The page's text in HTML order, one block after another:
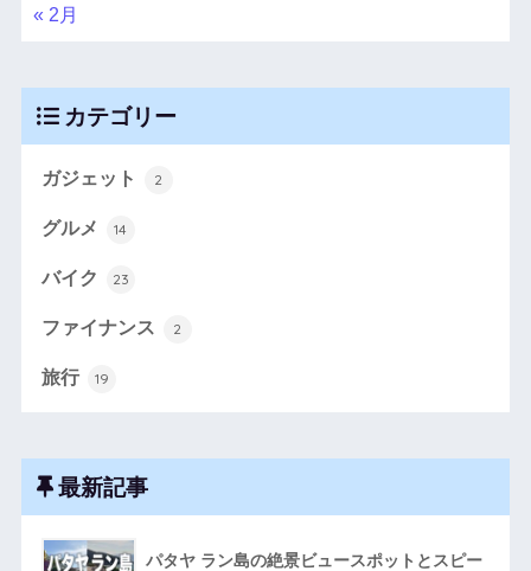
« 2月
カテゴリー
ガジェット 2
グルメ 14
バイク 23
ファイナンス 2
旅行 19
最新記事
パタヤ ラン島の絶景ビュースポットとスピー